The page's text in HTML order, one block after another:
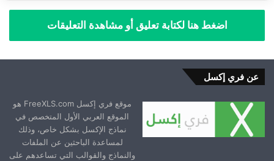
اضغط هنا لكتابة تعليق أو مشاهدة التعليقات
عن فري إكسل
موقع فري إكسل FreeXLS.com هو
الموقع العربي الأول المتخصص في
نماذج الإكسل بشكل خاص، وذلك
لمساعدة الباحثين عن الملفات
والنماذج والقوالب التي تساعدهم على